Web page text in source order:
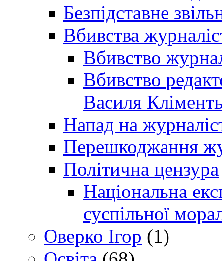
Безпідставне
Вбивства
Вбивство
Вбивство
Василя
Напад на
Перешкоджання
Політична цензура
Національна
суспільної
Оверко Ігор (1)